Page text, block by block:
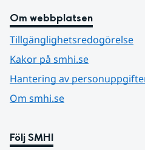
Om webbplatsen
Tillgänglighetsredogörelse
Kakor på smhi.se
Hantering av
Om smhi.se
Följ SMHI